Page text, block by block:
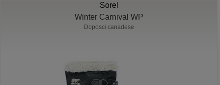
Sorel
Winter Carnival WP
Doposci canadese